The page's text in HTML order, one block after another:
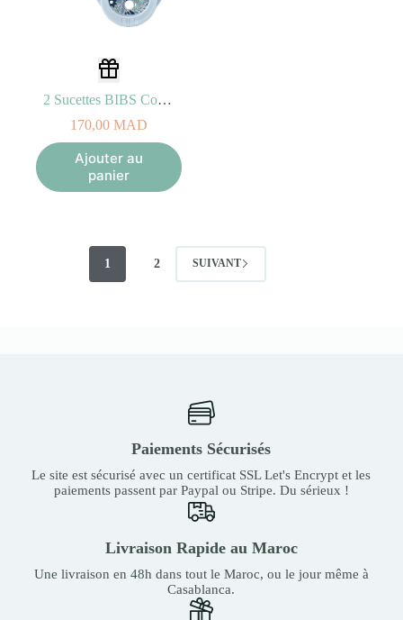
2 Sucettes BIBS Colour Round Eloise Chamomile Lawn Baby Blue Mix (6-18mois)
170,00 MAD
Ajouter au
panier
1 2 SUIVANT
Paiements Sécurisés
Le site est sécurisé avec un certificat SSL Let's Encrypt et les
paiements passent par Paypal ou Stripe. Du sérieux !
Livraison Rapide au Maroc
Une livraison en 48h dans tout le Maroc, ou le jour même à
Casablanca.